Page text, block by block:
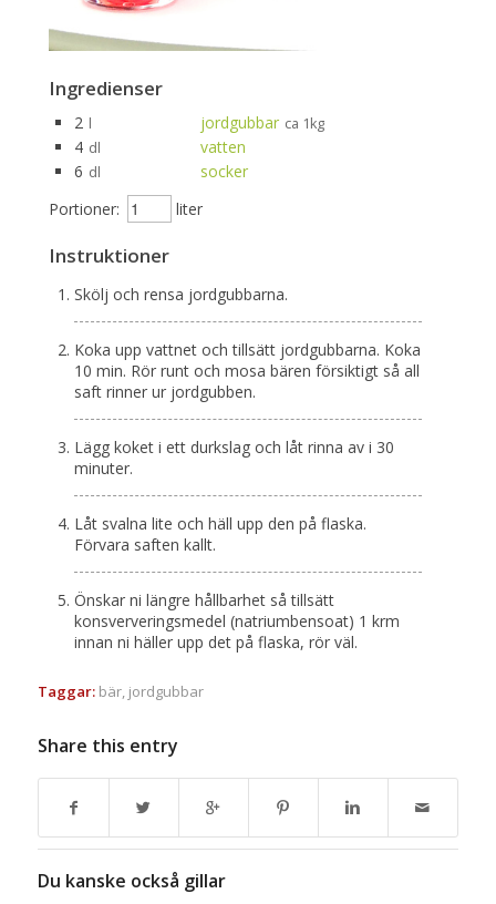
Ingredienser
2 l jordgubbar ca 1kg
4 dl
vatten
6 dl
socker
Portioner:
liter
Instruktioner
Skölj och rensa jordgubbarna.
Koka upp vattnet och tillsätt jordgubbarna. Koka
10 min. Rör runt och mosa bären försiktigt så all
saft rinner ur jordgubben.
Lägg koket i ett durkslag och låt rinna av i 30
minuter.
Låt svalna lite och häll upp den på flaska.
Förvara saften kallt.
Önskar ni längre hållbarhet så tillsätt
konsververingsmedel (natriumbensoat) 1 krm
innan ni häller upp det på flaska, rör väl.
Taggar: bär, jordgubbar
Share this entry
Du kanske också gillar